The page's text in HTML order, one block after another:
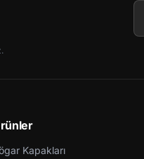
Kapakları